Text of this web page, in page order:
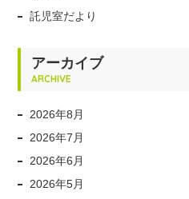
託児室だより
アーカイブ
ARCHIVE
2026年8月
2026年7月
2026年6月
2026年5月